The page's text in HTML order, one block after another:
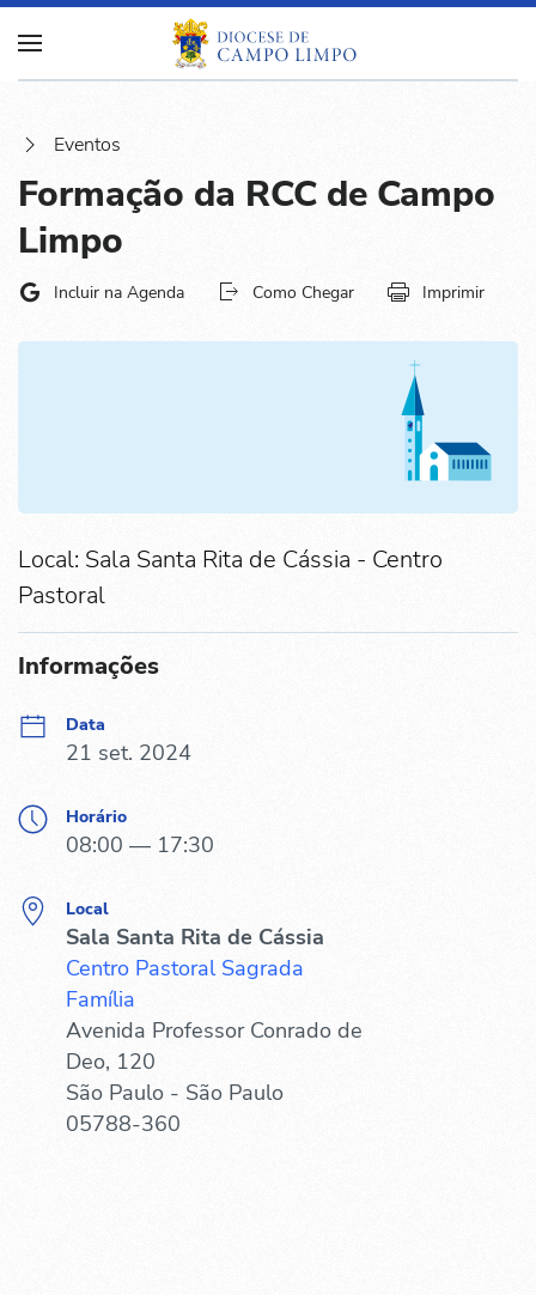
Eventos
Formação da RCC de Campo
Limpo
Incluir na Agenda Como Chegar Imprimir
Local: Sala Santa Rita de Cássia - Centro
Pastoral
Informações
Data
21 set. 2024
Horário
08:00 — 17:30
Local
Sala Santa Rita de Cássia
Centro Pastoral Sagrada
Família
Avenida Professor Conrado de
Deo, 120
São Paulo - São Paulo
05788-360